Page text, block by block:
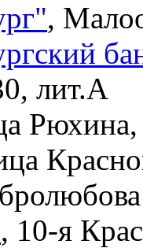
",
лит.А
, 10-я